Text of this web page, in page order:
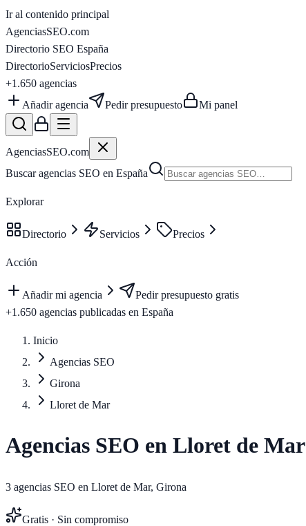
Ir al contenido principal
AgenciasSEO.com
Directorio SEO España
DirectorioServiciosPrecios
+1.650 agencias
Añadir agencia
Pedir presupuesto Mi panel
AgenciasSEO.com
Buscar agencias SEO en España
Explorar
Directorio Servicios Precios
Acción
Añadir mi agencia
Pedir presupuesto gratis
+1.650 agencias publicadas en España
Inicio
Agencias SEO
Girona
Lloret de Mar
Agencias SEO en Lloret de Mar
3 agencias SEO en Lloret de Mar, Girona
Gratis · Sin compromiso